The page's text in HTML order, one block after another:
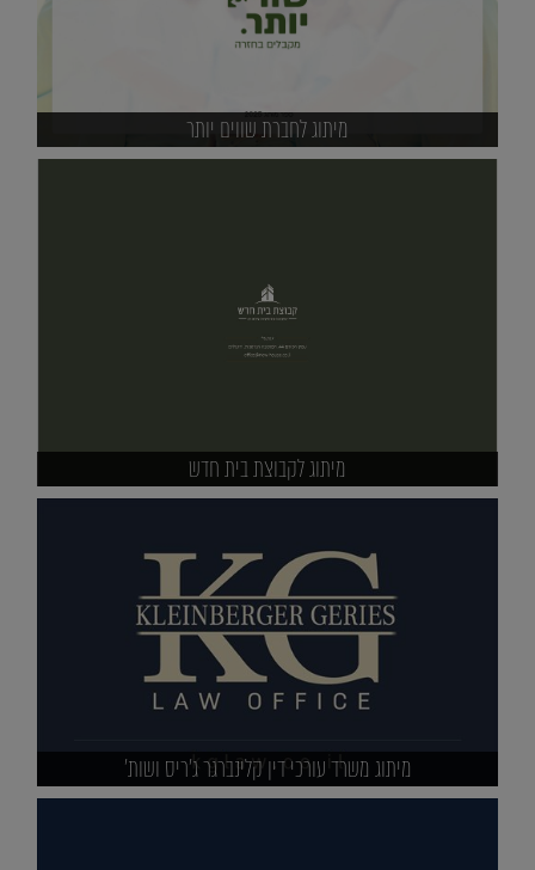
מיתוג לחברת שווים יותר
מיתוג לקבוצת בית חדש
מיתוג משרד עורכי דין קלינברגר ג'ריס ושות'